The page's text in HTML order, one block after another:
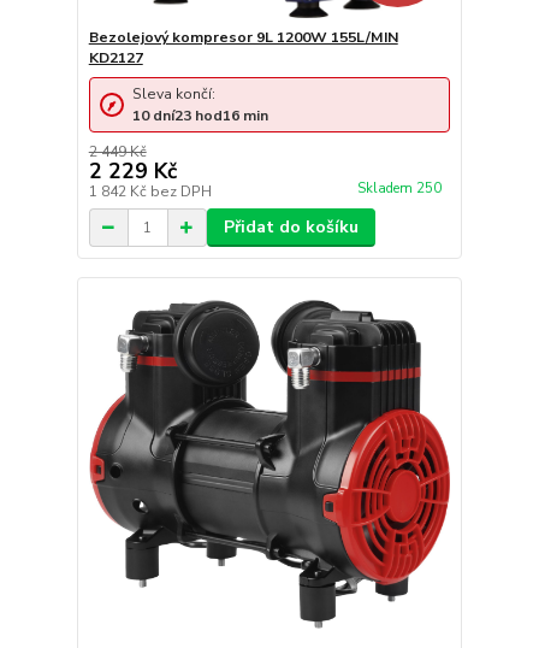
Bezolejový kompresor 9L 1200W 155L/MIN
KD2127
2 449 Kč
2 229 Kč
1 842 Kč bez DPH Skladem 250
Sleva končí:
10 dní23 hod16 min
Přidat do košíku